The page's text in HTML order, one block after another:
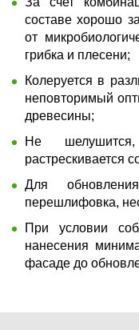
составе хорошо
от
грибка и плесени;
Колеруется в
неповторимый
древесины;
Не
растрескивается
Для
перешлифовка,
При условии
нанесения
фасаде до